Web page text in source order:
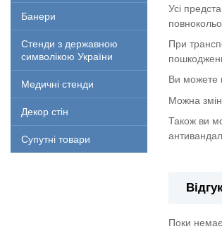
Банери
Стенди з державною
символікою України
Медичні стенди
Декор стін
Супутні товари
Усі
При
Ви можете
Можна
Також ви
Поки